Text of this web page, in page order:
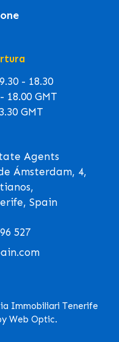
- 18.30
18.00 GMT
GMT
Agents
Ámsterdam, 4,
Spain
527
Immobiliari Tenerife
Web Optic.